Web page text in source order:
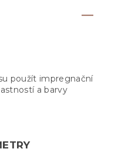
použít impregnační
a barvy